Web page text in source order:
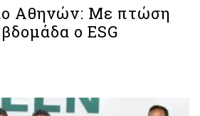
Aθηνών: Με πτώση
ο ESG